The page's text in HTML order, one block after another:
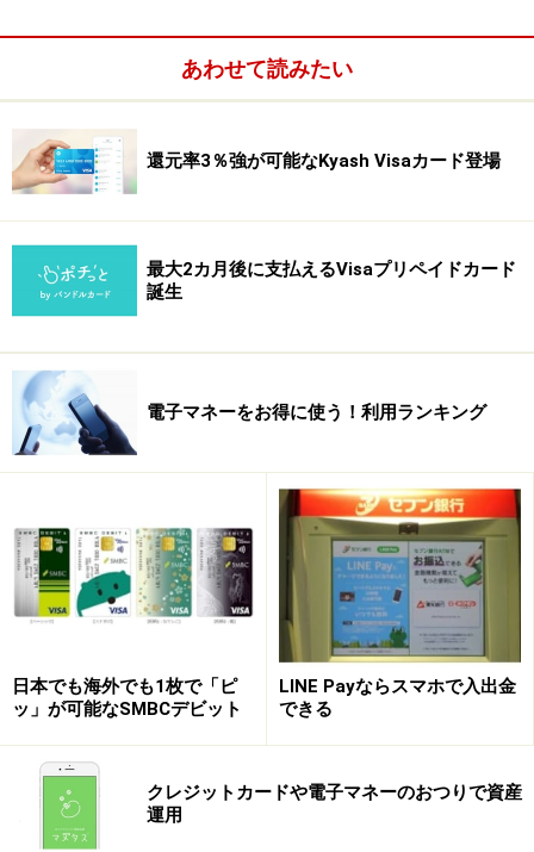
SinQs等では「ショッぷらっと」でWにポイ
ント獲得
店舗に来店するだけでポイントが貯まる「ショッぷらっと」
なお、渋谷ヒカリエSinQsや東急百貨店東横店など、渋谷
に訪れるスマートフォンユーザーの方は、NTTドコモが
ことができるので、チェックが必要です。ショッぷらっ
とは、利用者がスマートフォンを持って来店すること
で、ポイント
あわせて読みたい
還元率3％強が可能なKyash Visaカード登場
最大2カ月後に支払えるVisaプリペイドカード
誕生
電子マネーをお得に使う！利用ランキング
日本でも海外でも1枚で「ピ
ッ」が可能なSMBCデビット
LINE Payならスマホで入出金
できる
クレジットカードや電子マネーのおつりで資産
運用